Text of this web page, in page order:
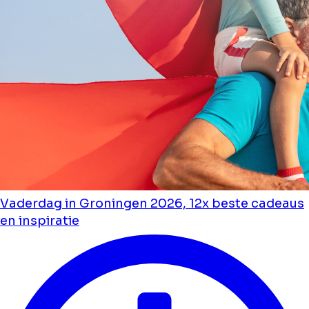
Vaderdag in Groningen 2026, 12x beste cadeaus
en inspiratie